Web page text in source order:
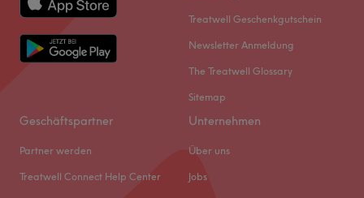
Treatwell Geschenkgutschein
Newsletter Anmeldung
The Treatwell Glossary
Sitemap
Geschäftspartner
Partner werden
Treatwell Connect Help Center
Unternehmen
Über uns
Jobs